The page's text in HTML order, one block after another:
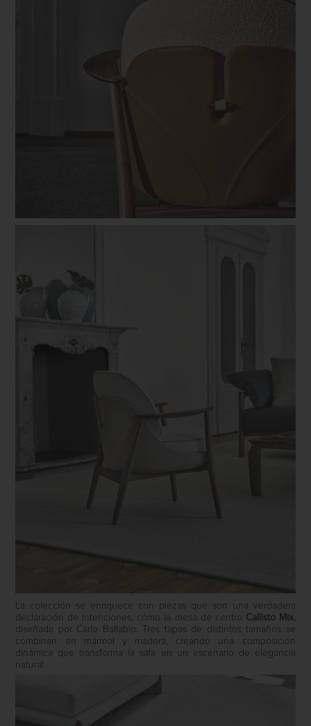
La colección se enriquece con piezas que son una verdadera
declaración de intenciones, cómo la mesa de centro Callisto Mix,
diseñada por Carlo Ballabio. Tres tapas de distintos tamaños se
combinan en mármol y madera, creando una composición
dinámica que transforma la sala en un escenario de elegancia
natural.